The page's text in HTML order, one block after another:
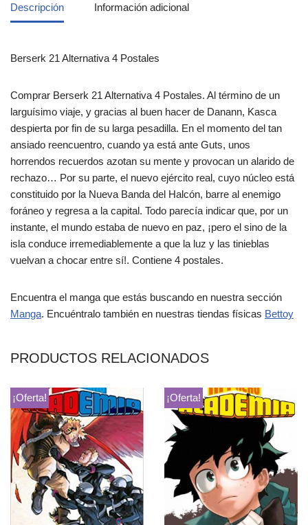
Descripción Información adicional
Berserk 21 Alternativa 4 Postales
Comprar Berserk 21 Alternativa 4 Postales. Al término de un
larguísimo viaje, y gracias al buen hacer de Danann, Kasca
despierta por fin de su larga pesadilla. En el momento del tan
ansiado reencuentro, cuando ya está ante Guts, unos
horrendos recuerdos azotan su mente y provocan un alarido de
rechazo… Por su parte, el nuevo ejército real, cuyo núcleo está
constituido por la Nueva Banda del Halcón, barre al enemigo
foráneo y regresa a la capital. Todo parecía indicar que, por un
instante, el mundo estaba de nuevo en paz, ¡pero el sino de la
isla conduce irremediablemente a que la luz y las tinieblas
vuelvan a chocar entre sí!. Contiene 4 postales.
Encuentra el manga que estás buscando en nuestra sección
Manga. Encuéntralo también en nuestras tiendas físicas Bettoy
PRODUCTOS RELACIONADOS
¡Oferta! ¡Oferta!